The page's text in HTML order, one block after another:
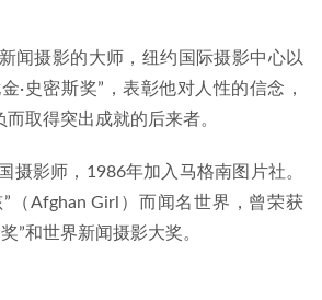
闻摄影的大师，纽约国际摄影中心以
·史密斯奖”，表彰他对人性的信念，
取得突出成就的后来者。
摄影师，1986年加入马格南图片社。
”（Afghan Girl）而闻名世界，曾荣获
”和世界新闻摄影大奖。